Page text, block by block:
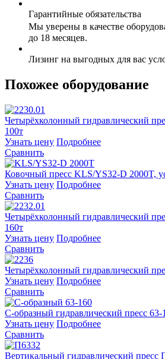
Гарантийные обязательства
Мы уверены в качестве
до 18 месяцев.
Лизинг на выгодных для вас
Похожее оборудование
Четырёхколонный гидравлический
100т
Узнать цену Подробнее
Сравнить
Ковочный пресс KLS/YS32-D 2000T,
Узнать цену Подробнее
Сравнить
Четырёхколонный гидравлический
160т
Узнать цену Подробнее
Сравнить
Четырёхколонный гидравлический
Узнать цену Подробнее
Сравнить
С-образный гидравлический пресс 63-
Узнать цену Подробнее
Сравнить
Вертикальный гидравлический пресс